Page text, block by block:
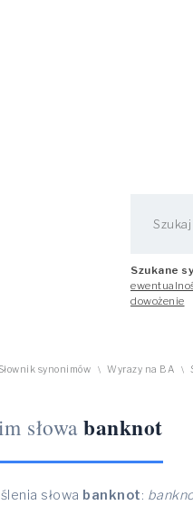
Szukane
dowożenie
synonimów \ Wyrazy na BA \
słowa banknot
słowa banknot: